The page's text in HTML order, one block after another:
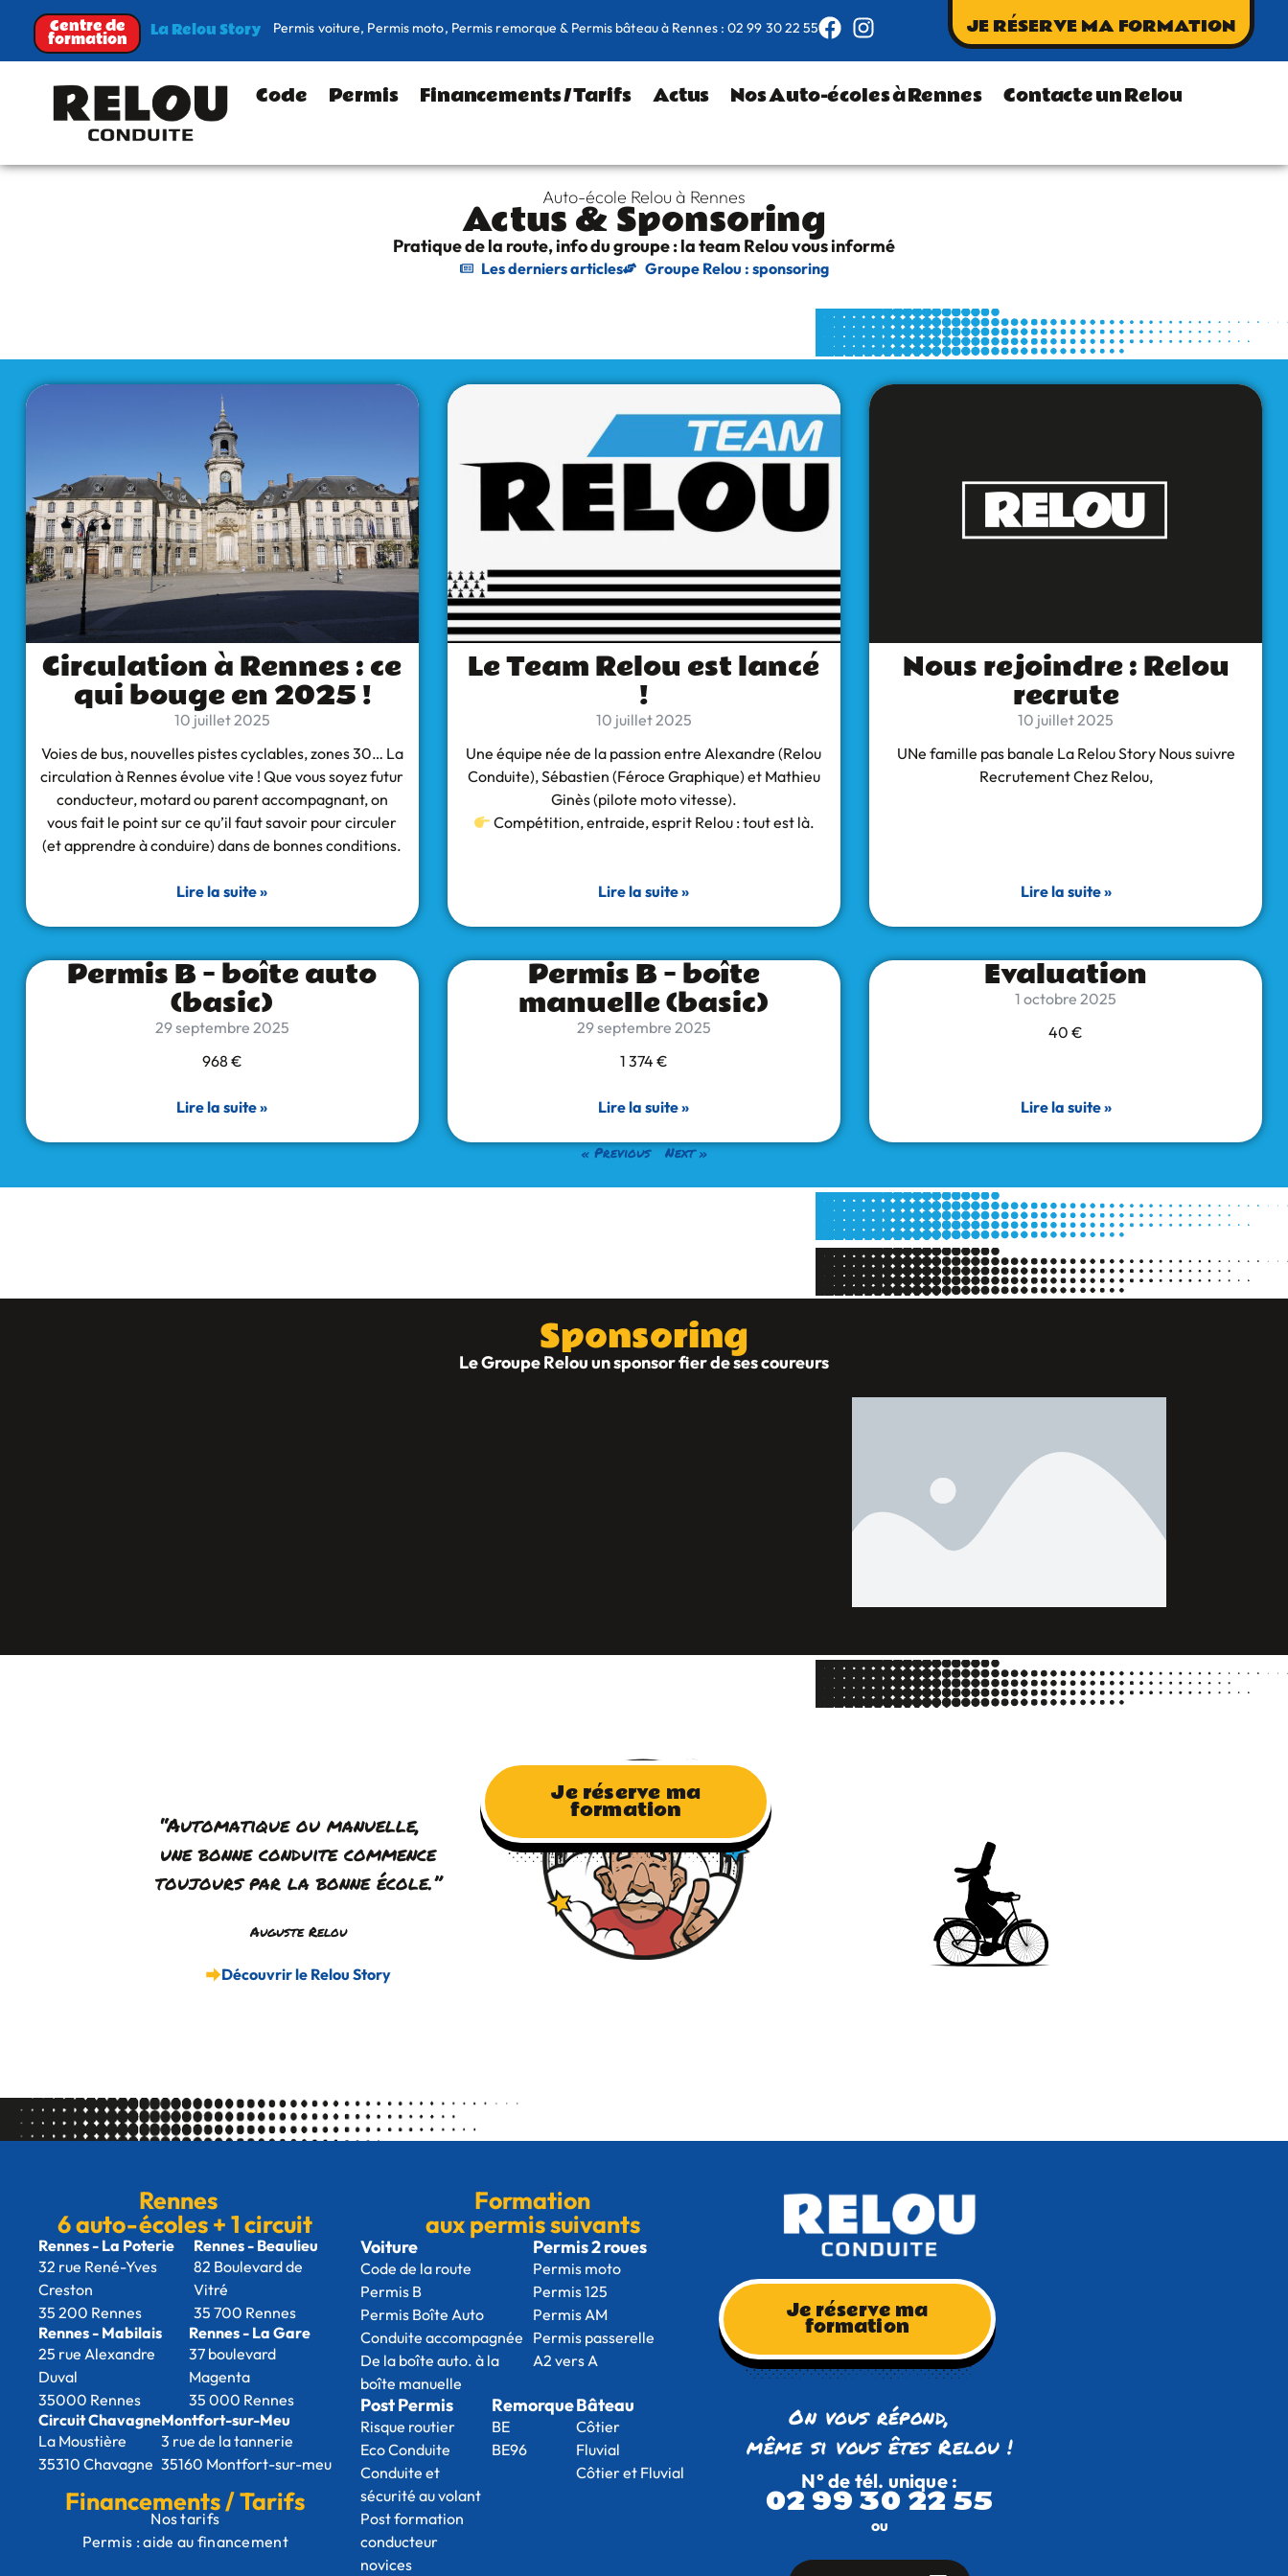
Centre de
formation La Relou Story Permis voiture, Permis moto, Permis remorque & Permis bâteau à Rennes : 02 99 30 22 55 JE RÉSERVE MA FORMATION
Code Permis Financements / Tarifs Actus Nos Auto-écoles à Rennes Contacte un Relou
Auto-école Relou à Rennes
Actus & Sponsoring
Pratique de la route, info du groupe : la team Relou vous informé
Les derniers articles Groupe Relou : sponsoring
Circulation à Rennes : ce
qui bouge en 2025 !
10 juillet 2025
Voies de bus, nouvelles pistes cyclables, zones 30… La
circulation à Rennes évolue vite ! Que vous soyez futur
conducteur, motard ou parent accompagnant, on
vous fait le point sur ce qu’il faut savoir pour circuler
(et apprendre à conduire) dans de bonnes conditions.
Lire la suite »
Le Team Relou est lancé
!
10 juillet 2025
Une équipe née de la passion entre Alexandre (Relou
Conduite), Sébastien (Féroce Graphique) et Mathieu
Ginès (pilote moto vitesse).
Compétition, entraide, esprit Relou : tout est là.
Lire la suite »
Nous rejoindre : Relou
recrute
10 juillet 2025
UNe famille pas banale La Relou Story Nous suivre
Recrutement Chez Relou,
Lire la suite »
Permis B – boîte auto
(basic)
29 septembre 2025
968 €
Lire la suite »
Permis B – boîte
manuelle (basic)
29 septembre 2025
1 374 €
Lire la suite »
Evaluation
1 octobre 2025
40 €
Lire la suite »
« Previous Next »
Sponsoring
Le Groupe Relou un sponsor fier de ses coureurs
“Automatique ou manuelle,
une bonne conduite commence
toujours par la bonne école.”
Auguste Relou
Découvrir le Relou Story
Je réserve ma
formation
Rennes
6 auto-écoles + 1 circuit
Rennes - La Poterie
32 rue René-Yves
Creston
35 200 Rennes
Rennes - Beaulieu
82 Boulevard de
Vitré
35 700 Rennes
Rennes - Mabilais
25 rue Alexandre
Duval
35000 Rennes
Rennes - La Gare
37 boulevard
Magenta
35 000 Rennes
Circuit Chavagne
La Moustière
35310 Chavagne
Montfort-sur-Meu
3 rue de la tannerie
35160 Montfort-sur-meu
Financements / Tarifs
Nos tarifs
Permis : aide au financement
Formation
aux permis suivants
Voiture
Code de la route
Permis B
Permis Boîte Auto
Conduite accompagnée
De la boîte auto. à la
boîte manuelle
Permis 2 roues
Permis moto
Permis 125
Permis AM
Permis passerelle
A2 vers A
Post Permis
Risque routier
Eco Conduite
Conduite et
sécurité au volant
Post formation
conducteur
novices
Remorque
BE
BE96
Bâteau
Côtier
Fluvial
Côtier et Fluvial
Je réserve ma
formation
On vous répond,
même si vous êtes Relou !
N° de tél. unique :
02 99 30 22 55
ou